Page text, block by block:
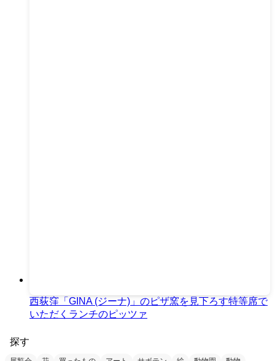
西荻窪「GINA (ジーナ)」のピザ窯を見下ろす特等席で
いただくランチのピッツァ
探す